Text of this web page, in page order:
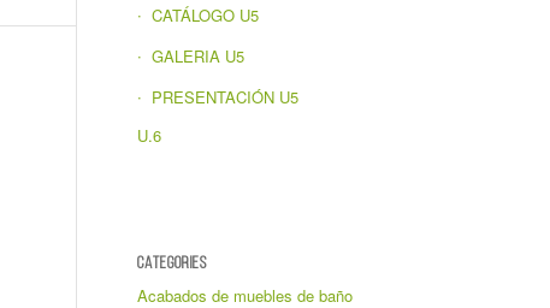
CATÁLOGO U5
GALERIA U5
PRESENTACIÓN U5
U.6
CATEGORIES
Acabados de muebles de baño